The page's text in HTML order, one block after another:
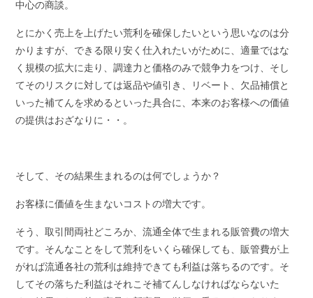
中心の商談。
とにかく売上を上げたい荒利を確保したいという思いなのは分
かりますが、できる限り安く仕入れたいがために、適量ではな
く規模の拡大に走り、調達力と価格のみで競争力をつけ、そし
てそのリスクに対しては返品や値引き、リベート、欠品補償と
いった補てんを求めるといった具合に、本来のお客様への価値
の提供はおざなりに・・。
そして、その結果生まれるのは何でしょうか？
お客様に価値を生まないコストの増大です。
そう、取引間両社どころか、流通全体で生まれる販管費の増大
です。そんなことをして荒利をいくら確保しても、販管費が上
がれば流通各社の荒利は維持できても利益は落ちるのです。そ
してその落ちた利益はそれこそ補てんしなければならないた